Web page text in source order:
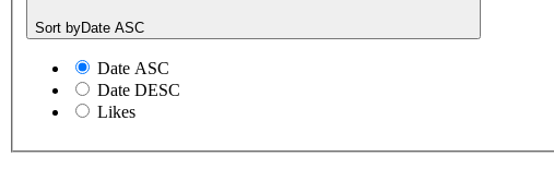
Sort byDate ASC
Date ASC
Date DESC
Likes